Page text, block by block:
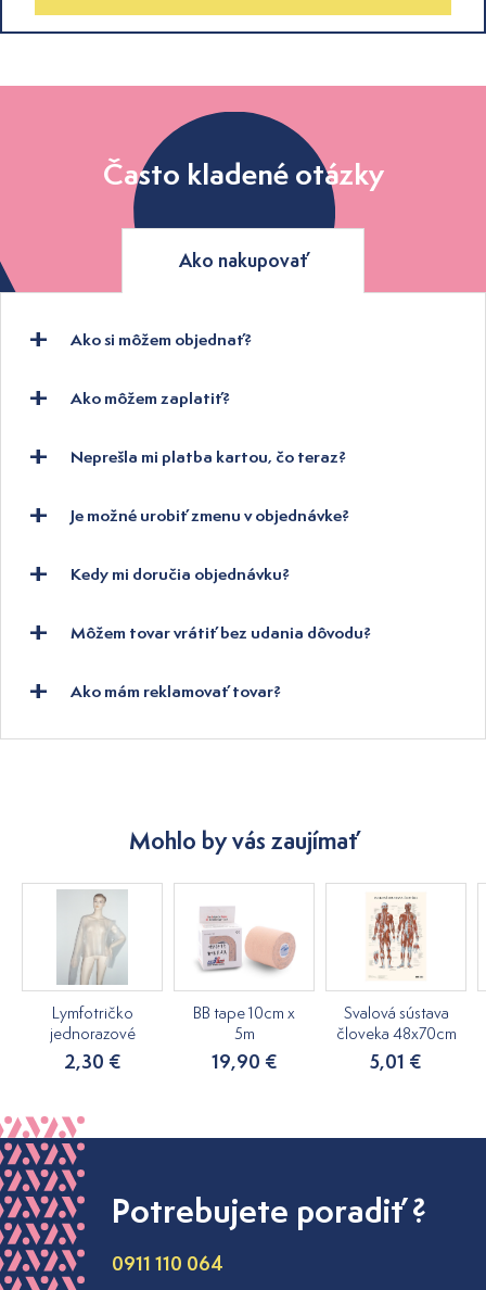
Často kladené otázky
Ako nakupovať
Ako si môžem objednať?
Ako môžem zaplatiť?
Neprešla mi platba kartou, čo teraz?
Je možné urobiť zmenu v objednávke?
Kedy mi doručia objednávku?
Môžem tovar vrátiť bez udania dôvodu?
Ako mám reklamovať tovar?
Mohlo by vás zaujímať
Lymfotričko
jednorazové
2,30 €
BB tape 10cm x
5m
19,90 €
Svalová sústava
človeka 48x70cm
5,01 €
Potrebujete poradiť ?
0911 110 064